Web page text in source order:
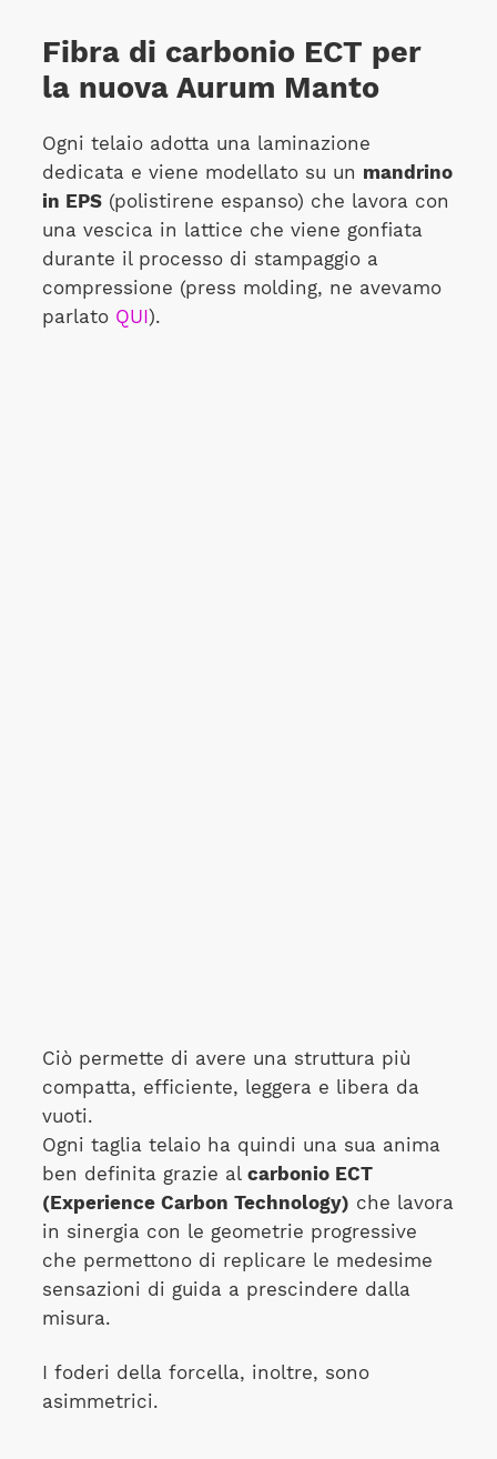
Fibra di carbonio ECT per
la nuova Aurum Manto
Ogni telaio adotta una laminazione
dedicata e viene modellato su un mandrino
in EPS(polistirene espanso) che lavora con
una vescica in lattice che viene gonfiata
durante il processo di stampaggio a
compressione (press molding, ne avevamo
parlato QUI).
Ciò permette di avere una struttura più
compatta, efficiente, leggera e libera da
vuoti.
Ogni taglia telaio ha quindi una sua anima
ben definita grazie al carbonio ECT
(Experience Carbon Technology) che lavora
in sinergia con le geometrie progressive
che permettono di replicare le medesime
sensazioni di guida a prescindere dalla
misura.
I foderi della forcella, inoltre, sono
asimmetrici.